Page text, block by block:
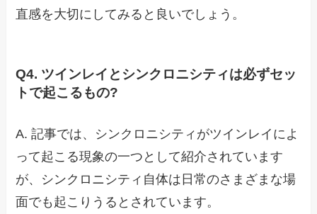
直感を大切にしてみると良いでしょう。
Q4. ツインレイとシンクロニシティは必ずセッ
トで起こるもの?
A. 記事では、シンクロニシティがツインレイによ
って起こる現象の一つとして紹介されています
が、シンクロニシティ自体は日常のさまざまな場
面でも起こりうるとされています。